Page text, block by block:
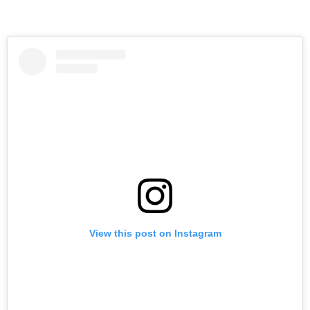
View this post on Instagram